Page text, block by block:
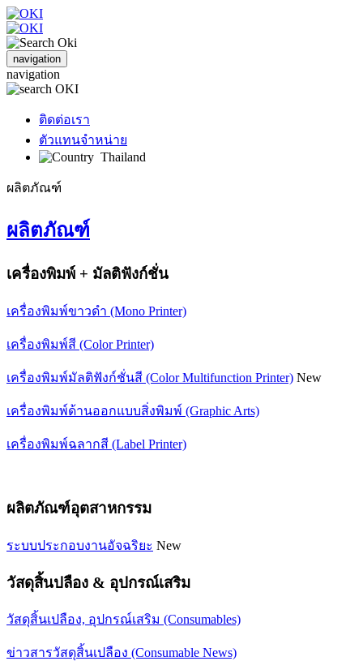
navigation
navigation
ติดต่อเรา
ตัวแทนจำหน่าย
Thailand
ผลิตภัณฑ์
ผลิตภัณฑ์
เครื่องพิมพ์ + มัลติฟังก์ชั่น
เครื่องพิมพ์ขาวดำ (Mono Printer)
เครื่องพิมพ์สี (Color Printer)
เครื่องพิมพ์มัลติฟังก์ชั่นสี (Color Multifunction Printer) New
เครื่องพิมพ์ด้านออกแบบสิ่งพิมพ์ (Graphic Arts)
เครื่องพิมพ์ฉลากสี (Label Printer)
ผลิตภัณฑ์อุตสาหกรรม
ระบบประกอบงานอัจฉริยะ New
วัสดุสิ้นปลือง & อุปกรณ์เสริม
วัสดุสิ้นเปลือง, อุปกรณ์เสริม (Consumables)
ข่าวสารวัสดุสิ้นเปลือง (Consumable News)